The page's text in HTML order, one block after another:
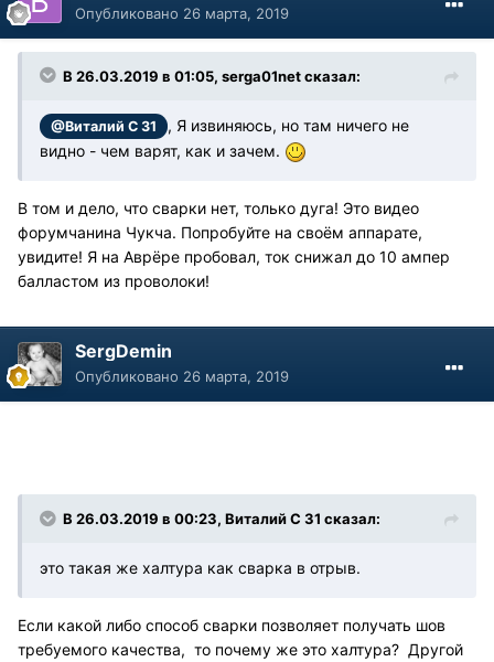
Опубликовано 26 марта, 2019
В 26.03.2019 в 01:05, serga01net сказал:
@Виталий С 31
, Я извиняюсь, но там ничего не
видно - чем варят, как и зачем.
В том и дело, что сварки нет, только дуга! Это видео
форумчанина Чукча. Попробуйте на своём аппарате,
увидите! Я на Аврёре пробовал, ток снижал до 10 ампер
балластом из проволоки!
SergDemin
Опубликовано 26 марта, 2019
В 26.03.2019 в 00:23, Виталий С 31 сказал:
это такая же халтура как сварка в отрыв.
Если какой либо способ сварки позволяет получать шов
требуемого качества, то почему же это халтура? Другой